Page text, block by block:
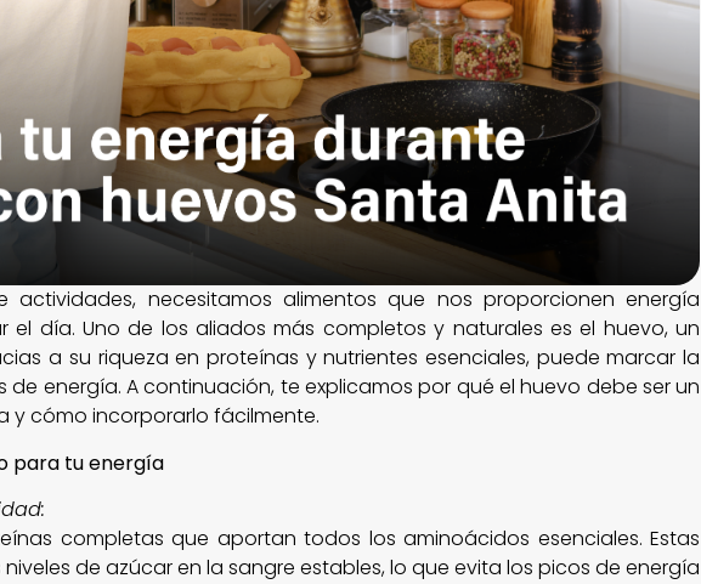
actividades, necesitamos alimentos que nos proporcionen energía
el día. Uno de los aliados más completos y naturales es el huevo, un
a su riqueza en proteínas y nutrientes esenciales, puede marcar la
de energía. A continuación, te explicamos por qué el huevo debe ser un
y cómo incorporarlo fácilmente.
para tu energía
completas que aportan todos los aminoácidos esenciales. Estas
de azúcar en la sangre estables, lo que evita los picos de energía